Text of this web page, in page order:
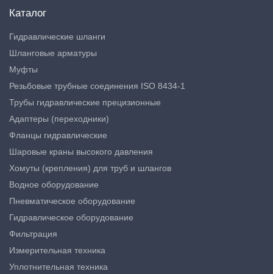
Каталог
Гидравлические шланги
Шланговые арматуры
Муфты
Резьбовые трубные соединения ISO 8434-1
Трубы гидравлические прецизионные
Адаптеры (переходники)
Фланцы гидравлические
Шаровые краны высокого давления
Хомуты (крепления) для труб и шлангов
Водное оборудование
Пневматическое оборудование
Гидравлическое оборудование
Фильтрация
Измерительная техника
Уплотнительная техника